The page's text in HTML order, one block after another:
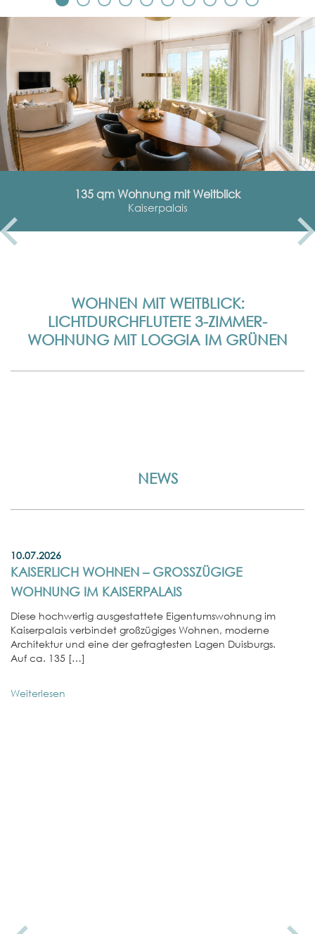
135 qm Wohnung mit Weitblick
Kaiserpalais
WOHNEN MIT WEITBLICK:
LICHTDURCHFLUTETE 3-ZIMMER-
WOHNUNG MIT LOGGIA IM GRÜNEN
NEWS
10.07.2026
KAISERLICH WOHNEN – GROSSZÜGIGE W
OHNUNG IM KAISERPALAIS
Diese hochwertig ausgestattete Eigentumswohnung im
Kaiserpalais verbindet großzügiges Wohnen, moderne
Architektur und eine der gefragtesten Lagen Duisburgs.
Auf ca. 135 […]
Weiterlesen